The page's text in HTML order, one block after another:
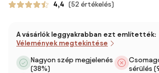
4,4 (52 értékelés)
A vásárlók leggyakrabban ezt említették:
Vélemények megtekintése
Nagyon szép megjelenés
(38%)
sérülés